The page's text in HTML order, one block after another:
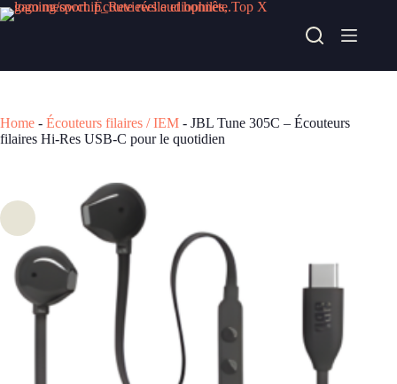
Passer
au
Acheter chez fnac
Home - Écouteurs filaires / IEM - JBL Tune 305C – Écouteurs
filaires Hi-Res USB-C pour le quotidien